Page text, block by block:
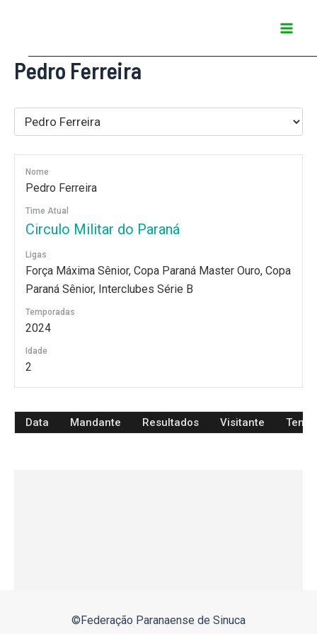
conteúdo
Pedro Ferreira
Nome
Pedro Ferreira
Time Atual
Circulo Militar do Paraná
Ligas
Força Máxima Sênior, Copa Paraná Master Ouro, Copa
Paraná Sênior, Interclubes Série B
Temporadas
2024
Idade
2
Data Mandante Resultados Visitante
©Federação Paranaense de Sinuca